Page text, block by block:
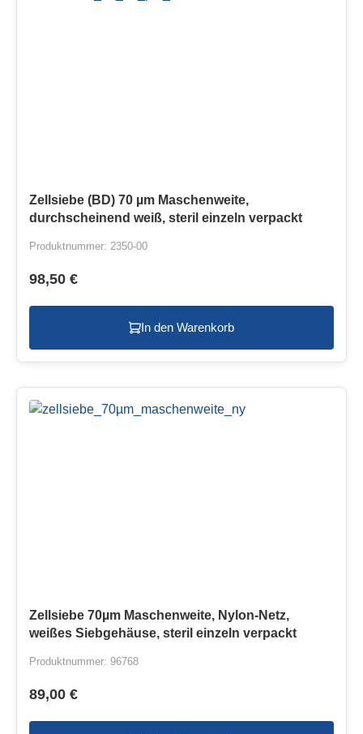
Zellsiebe (BD) 70 µm Maschenweite,
durchscheinend weiß, steril einzeln verpackt
Produktnummer: 2350-00
98,50 €
In den Warenkorb
Zellsiebe 70µm Maschenweite, Nylon-Netz,
weißes Siebgehäuse, steril einzeln verpackt
Produktnummer: 96768
89,00 €